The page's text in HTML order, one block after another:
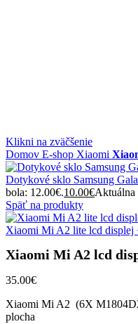
Klikni na zväčšenie
Domov E-shop Xiaomi
Dotykové sklo Samsung
bola: 12.00€.10.00€Aktuálna
Späť na produkty
Xiaomi Mi A2 lite lcd displej
Xiaomi Mi A2 lcd
35.00€
Xiaomi Mi A2 (6X
plocha